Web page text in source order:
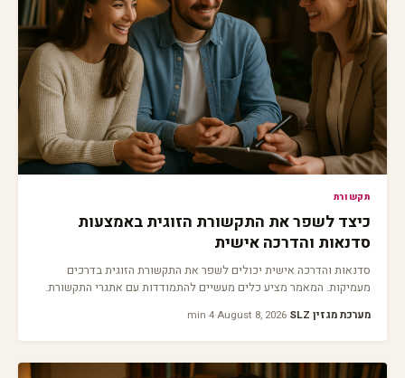
תקשורת
כיצד לשפר את התקשורת הזוגית באמצעות
סדנאות והדרכה אישית
סדנאות והדרכה אישית יכולים לשפר את התקשורת הזוגית בדרכים
מעמיקות. המאמר מציע כלים מעשיים להתמודדות עם אתגרי התקשורת.
מערכת מגזין SLZ ·
August 8, 2026
·
4 min